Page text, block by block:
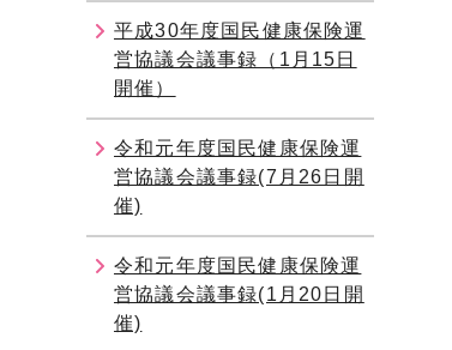
平成30年度国民健康保険運
営協議会議事録（1月15日
開催）
令和元年度国民健康保険運
営協議会議事録(7月26日開
催)
令和元年度国民健康保険運
営協議会議事録(1月20日開
催)